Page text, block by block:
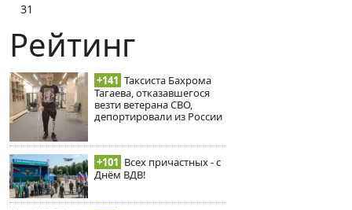
31
Рейтинг
+141 Таксиста Бахрома
Тагаева, отказавшегося
везти ветерана СВО,
депортировали из России
+101 Всех причастных - с
Днём ВДВ!